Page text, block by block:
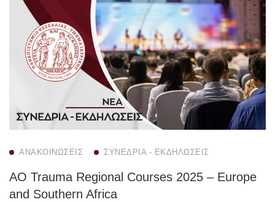
ΑΝΑΚΟΙΝΏΣΕΙΣ ΣΥΝΈΔΡΙΑ - ΕΚΔΗΛΏΣΕΙΣ
AO Trauma Regional Courses 2025 – Europe
and Southern Africa